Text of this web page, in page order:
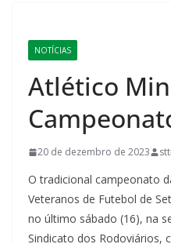
NOTÍCIAS
Atlético
20 de dezembro de 2023
O tradicional campeonato
Veteranos de Futebol de
no último sábado (16), na
Sindicato dos Rodoviários,